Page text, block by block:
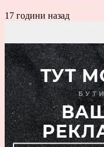
17 години назад